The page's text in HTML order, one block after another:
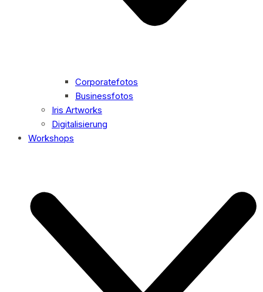
Corporatefotos
Businessfotos
Iris Artworks
Digitalisierung
Workshops